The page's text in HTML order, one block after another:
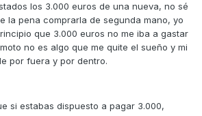
los 3.000 euros de una nueva, no sé
la pena comprarla de segunda mano, yo
que 3.000 euros no me iba a gastar
no es algo que me quite el sueño y mi
por fuera y por dentro.
si estabas dispuesto a pagar 3.000,